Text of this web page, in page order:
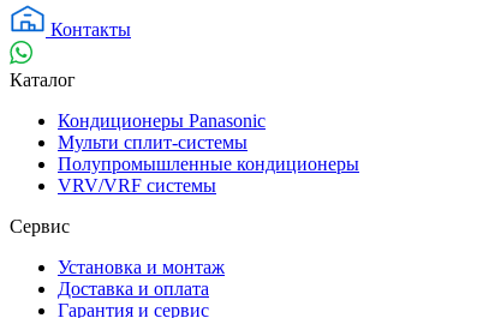
Контакты
Каталог
Кондиционеры Panasonic
Мульти сплит-системы
Полупромышленные кондиционеры
VRV/VRF системы
Сервис
Установка и монтаж
Доставка и оплата
Гарантия и сервис